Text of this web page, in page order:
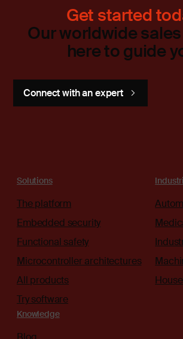
Get started
Our worldwide
here to guide
Connect with an expert
Solutions
The platform
Embedded security
Functional safety
Microcontroller architectures
All products
Try software
Knowledge